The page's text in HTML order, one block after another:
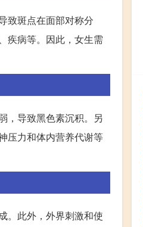
致斑点在面部对称分
疾病等。因此，女生需
，导致黑色素沉积。另
压力和体内营养代谢等
。此外，外界刺激和使